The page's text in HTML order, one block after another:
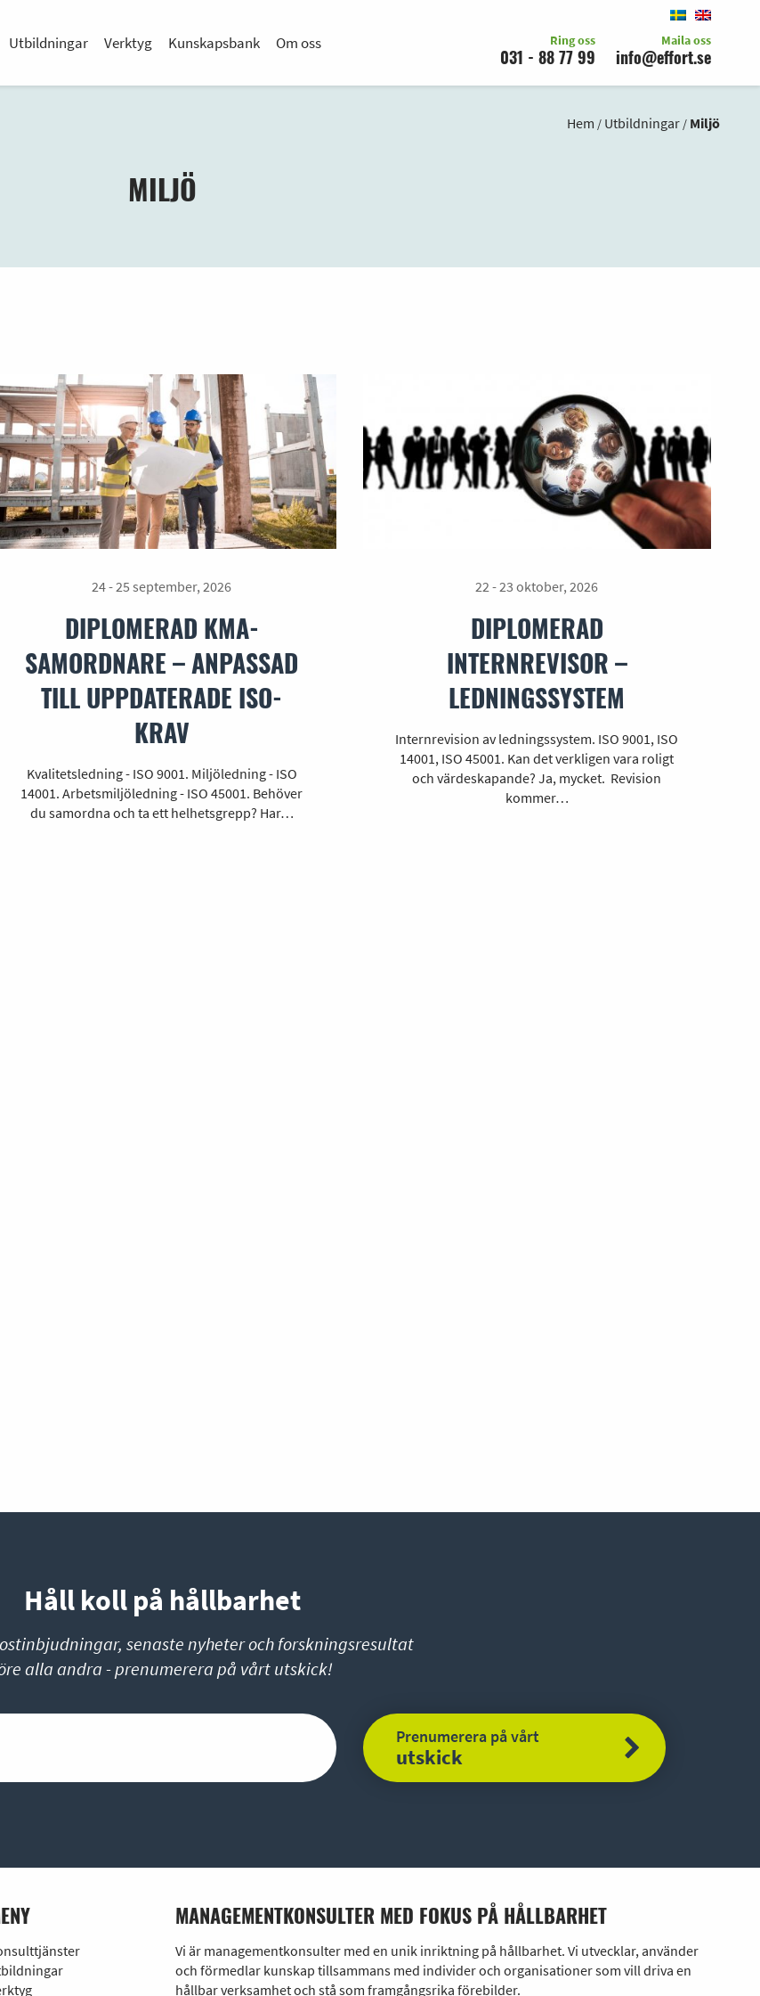
Utbildningar Verktyg Kunskapsbank Om oss Ring oss
031 - 88 77 99
Maila oss
info@effort.se
Hem / Utbildningar / Miljö
MILJÖ
24 - 25 september, 2026
DIPLOMERAD KMA-
SAMORDNARE – ANPASSAD
TILL UPPDATERADE ISO-
KRAV
Kvalitetsledning - ISO 9001. Miljöledning - ISO
14001. Arbetsmiljöledning - ISO 45001. Behöver
du samordna och ta ett helhetsgrepp? Har…
22 - 23 oktober, 2026
DIPLOMERAD
INTERNREVISOR –
LEDNINGSSYSTEM
Internrevision av ledningssystem. ISO 9001, ISO
14001, ISO 45001. Kan det verkligen vara roligt
och värdeskapande? Ja, mycket. Revision
kommer…
Håll koll på hållbarhet
senaste nyheter och forskningsresultat
alla andra - prenumerera på vårt utskick!
Prenumerera på vårt
utskick
MANAGEMENTKONSULTER MED FOKUS PÅ HÅLLBARHET
Vi är managementkonsulter med en unik inriktning på hållbarhet. Vi utvecklar, använder
och förmedlar kunskap tillsammans med individer och organisationer som vill driva en
hållbar verksamhet och stå som framgångsrika förebilder.